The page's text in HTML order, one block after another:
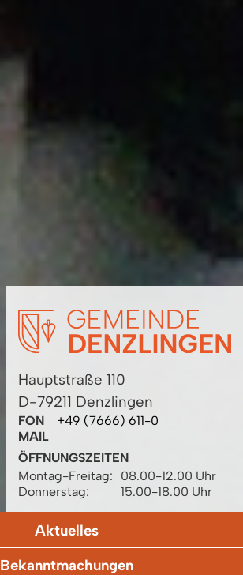
Hauptstraße 110
D-79211 Denzlingen
FON
+49 (7666) 611-0
MAIL
ÖFFNUNGSZEITEN
Montag-Freitag:
08.00-12.00 Uhr
Donnerstag:
15.00-18.00 Uhr
Aktuelles
Bekanntmachungen